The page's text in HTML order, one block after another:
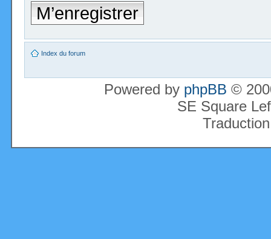
M’enregistrer
Index du forum
Powered by phpBB ©
SE Square